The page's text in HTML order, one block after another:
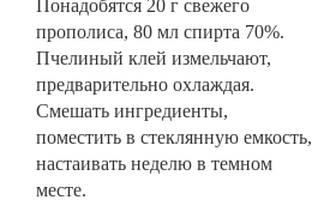
Понадобятся 20 г свежего
прополиса, 80 мл спирта 70%.
Пчелиный клей измельчают,
предварительно охлаждая.
Смешать ингредиенты,
поместить в стеклянную емкость,
настаивать неделю в темном
месте.